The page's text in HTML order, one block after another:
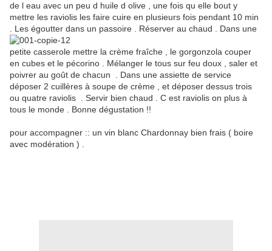
de l eau avec un peu d huile d olive , une fois qu elle bout y
mettre les raviolis les faire cuire en plusieurs fois pendant 10 min
. Les égoutter dans un passoire . Réserver au chaud . Dans une
petite casserole mettre la crème fraîche , le gorgonzola couper
en cubes et le pécorino . Mélanger le tous sur feu doux , saler et
poivrer au goût de chacun . Dans une assiette de service
déposer 2 cuillères à soupe de crème , et déposer dessus trois
ou quatre raviolis . Servir bien chaud . C est raviolis on plus à
tous le monde . Bonne dégustation !!
pour accompagner :: un vin blanc Chardonnay bien frais ( boire
avec modération ) .